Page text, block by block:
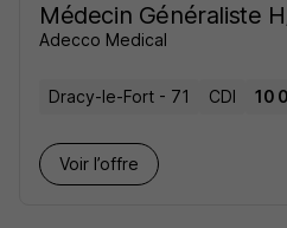
Médecin Généraliste
Adecco Medical
Dracy-le-Fort - 71 CDI 10
Voir l’offre